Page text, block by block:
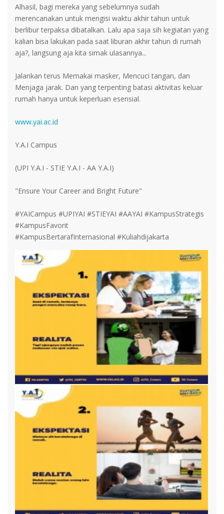
Alhasil, bagi mereka yang sebelumnya sudah
merencanakan untuk mengisi waktu akhir tahun untuk
berlibur terpaksa dibatalkan. Lalu apa saja sih kegiatan yang
kalian bisa lakukan pada saat liburan akhir tahun di rumah
aja?, langsung aja kita simak ulasannya...
Jalankan terus Memakai masker, Mencuci tangan, dan
Menjaga jarak. Dan yang terpenting batasi aktivitas keluar
rumah hanya untuk keperluan esensial.
www.yai.ac.id
Y.A.I Campus
(UPI Y.A.I - STIE Y.A.I - AA Y.A.I)
"Ensure Your Career and Bright Future"
#YAICampus #UPIYAI #STIEYAI #AAYAI #KampusStrategis
#KampusFavorit
#KampusBertarafInternasional #Kuliahdijakarta